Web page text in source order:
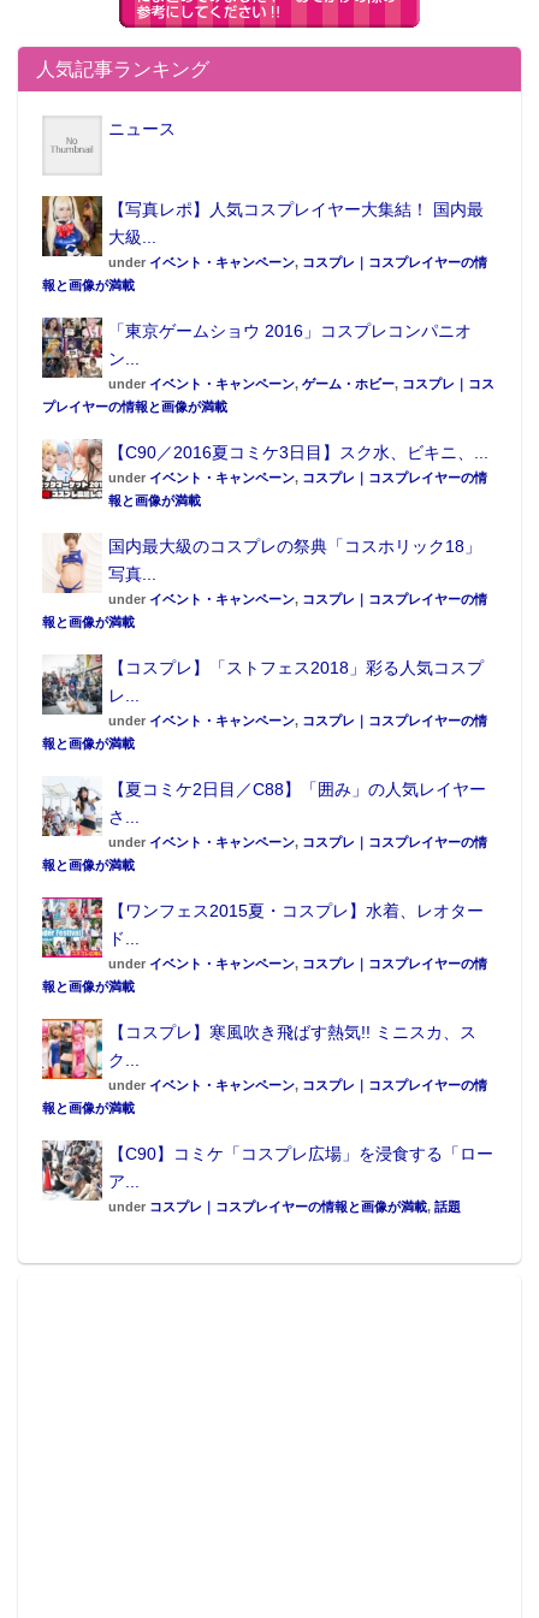
アメ横、秋葉原など周辺に市場がたくさんあった頃、
朝一番から市場の人たちがひとっ風呂浴びるためだと
いう。古き良き銭湯の姿がある貴重なスポットだ。
神田アクアハウス江戸遊は安
い場所（写真は江戸遊HPよ
神田アクアハウス江戸遊
い。料金は460円。浴室に入
ると突き当たりには「古代檜
湯」があり、これが結構大き
ックスできる。2Fはラウン
ジ、食事処。風呂上がりに裸
足で畳の上でくつろぐのは温
泉旅行にきているような感覚
で、仮眠もできる。ちなみに
こちらは翌朝8時までの営業なので、終電逃した方や秋
葉原遠征組にもオススメ（6時間コース1780円、以降
30分ごとに200円追加）。ただ畳スペースは人気のた
め、金曜夜などはすぐ人でいっぱいになってしまうの
アキバからタクシーですぐのスポットも!!
パ施設「スパ ラクーア」。電気街から車で10分程度の
距離とあり意外と近い。入館料は2,850円。東京ドーム
シティ地下1700mから湧き出る天然温泉を使った露天
風呂や、どこに入るか迷ってしまうほど豊富なサウナ
が特徴。館内にはレストラン、バーのほか、マッサー
ジやエステといったリラクゼーションも複数ある。リ
ラックスラウンジスペースも広大。ベッド44台、フル
フラットのリクライニングチェア108脚が並んでいて女
性専用スペースも。全ての場所にテレビやタブレット
がおいてあり、横になったまま映像やwebを楽しむ事
でガッツリ睡眠をとることが1UP記者の喜びだ（深夜
割増料金は1,944円）。
人気記事ランキング
ニュース
【写真レポ】人気コスプレイヤー大集結！ 国内最
大級...
under イベント・キャンペーン, コスプレ｜コスプレイヤーの情
報と画像が満載
「東京ゲームショウ 2016」コスプレコンパニオ
ン...
under イベント・キャンペーン, ゲーム・ホビー, コスプレ｜コス
プレイヤーの情報と画像が満載
【C90／2016夏コミケ3日目】スク水、ビキニ、...
under イベント・キャンペーン, コスプレ｜コスプレイヤーの情
報と画像が満載
国内最大級のコスプレの祭典「コスホリック18」
写真...
under イベント・キャンペーン, コスプレ｜コスプレイヤーの情
報と画像が満載
【コスプレ】「ストフェス2018」彩る人気コスプ
レ...
under イベント・キャンペーン, コスプレ｜コスプレイヤーの情
報と画像が満載
【夏コミケ2日目／C88】「囲み」の人気レイヤー
さ...
under イベント・キャンペーン, コスプレ｜コスプレイヤーの情
報と画像が満載
【ワンフェス2015夏・コスプレ】水着、レオター
ド...
under イベント・キャンペーン, コスプレ｜コスプレイヤーの情
報と画像が満載
【コスプレ】寒風吹き飛ばす熱気!! ミニスカ、ス
ク...
under イベント・キャンペーン, コスプレ｜コスプレイヤーの情
報と画像が満載
【C90】コミケ「コスプレ広場」を浸食する「ロー
ア...
under コスプレ｜コスプレイヤーの情報と画像が満載, 話題